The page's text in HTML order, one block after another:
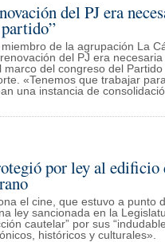
del PJ era
de la agrupación La
del PJ era
marco del congreso del
«Tenemos que trabajar
una instancia de
por ley al edificio
el cine, que estuvo a punto
ley sancionada en la
cautelar” por sus
históricos y culturales».